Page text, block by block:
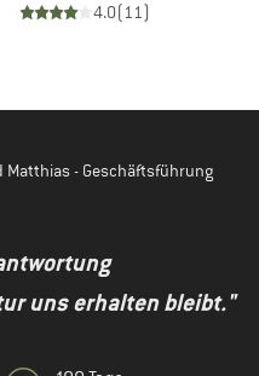
4.0(11)
Matthias - Geschäftsführung
uns erhalten bleibt."